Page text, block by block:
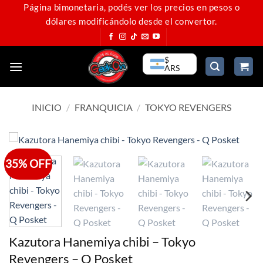
Página bimonetaria, podés ver los precios en pesos o
dólares modificándolo desde el convertor.
$
ARS
INICIO / FRANQUICIA / TOKYO REVENGERS
35% OFF
Kazutora Hanemiya chibi – Tokyo
Revengers – Q Posket